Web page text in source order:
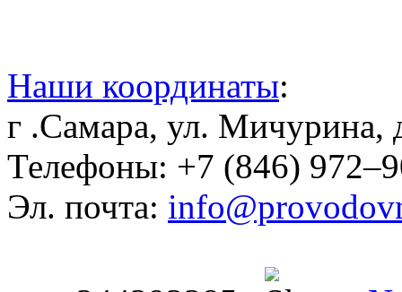
Наши координаты:
г .Самара, ул. Мичурина,
Телефоны: +7 (846)
Эл. почта: